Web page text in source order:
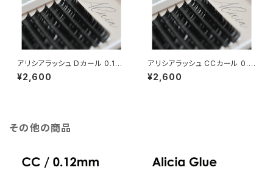
アリシアラッシュ Dカール 0.12
mm
¥2,600
アリシアラッシュ CCカール 0.1
5mm
¥2,600
その他の商品